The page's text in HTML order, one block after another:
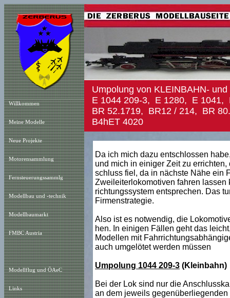
Willkommen
Meine Modelle
Neue Projekte
Motorensammlung
Fernsteuerungssammlg
Modellbau und -technik
Modellbaumarkt
FMBC Austria
Modellflug und ÖAeC
Links
Umpolung von KLEINBAHN-
E 1044 209-3, E 1280, E 1041,
BR 52.1719, BR12 / 214, BR
B4hET 4020
Da ich mich dazu entschlossen
und mich in einiger Zeit zu
schluss fiel, da in nächste Nähe ein
Zweileiterlokomotiven fahren lassen
richtungssystem entsprechen. Das
Firmenstrategie.
Also ist es notwendig, die
hen. In einigen Fällen geht das
Modellen mit
auch umgelötet werden müssen
Umpolung 1044 209-3 (Kleinbahn)
Bei der Lok sind nur die
an dem jeweils